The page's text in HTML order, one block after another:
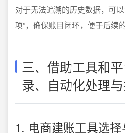
对于无法追溯的历史数据，可以
项”，确保账目闭环，便于后续
三、借助工具和
录、自动化处理
1. 电商建账工具选